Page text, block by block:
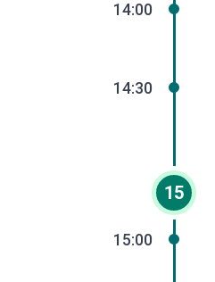
14:00
14:30
15
15:00